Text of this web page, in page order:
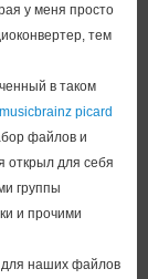
у меня просто
тем
в таком
musicbrainz picard
файлов и
открыл для себя
группы
и прочими
наших файлов